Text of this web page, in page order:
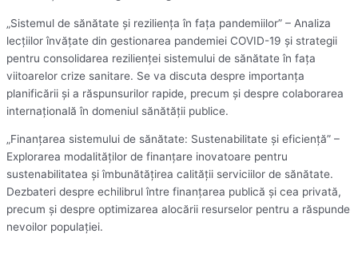
„Sistemul de sănătate și reziliența în fața pandemiilor” – Analiza
lecțiilor învățate din gestionarea pandemiei COVID-19 și strategii
pentru consolidarea rezilienței sistemului de sănătate în fața
viitoarelor crize sanitare. Se va discuta despre importanța
planificării și a răspunsurilor rapide, precum și despre colaborarea
internațională în domeniul sănătății publice.
„Finanțarea sistemului de sănătate: Sustenabilitate și eficiență” –
Explorarea modalităților de finanțare inovatoare pentru
sustenabilitatea și îmbunătățirea calității serviciilor de sănătate.
Dezbateri despre echilibrul între finanțarea publică și cea privată,
precum și despre optimizarea alocării resurselor pentru a răspunde
nevoilor populației.